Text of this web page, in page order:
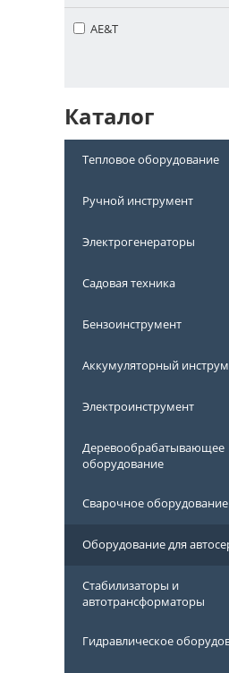
AE&T
Каталог
Тепловое оборудование
Ручной инструмент
Электрогенераторы
Садовая техника
Бензоинструмент
Аккумуляторный
Электроинструмент
Деревообрабатывающее
оборудование
Сварочное оборудование
Оборудование для
Стабилизаторы и
автотрансформаторы
Гидравлическое